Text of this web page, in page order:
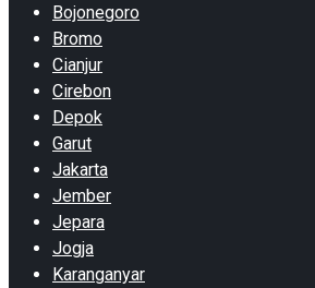
Bojonegoro
Bromo
Cianjur
Cirebon
Depok
Garut
Jakarta
Jember
Jepara
Jogja
Karanganyar